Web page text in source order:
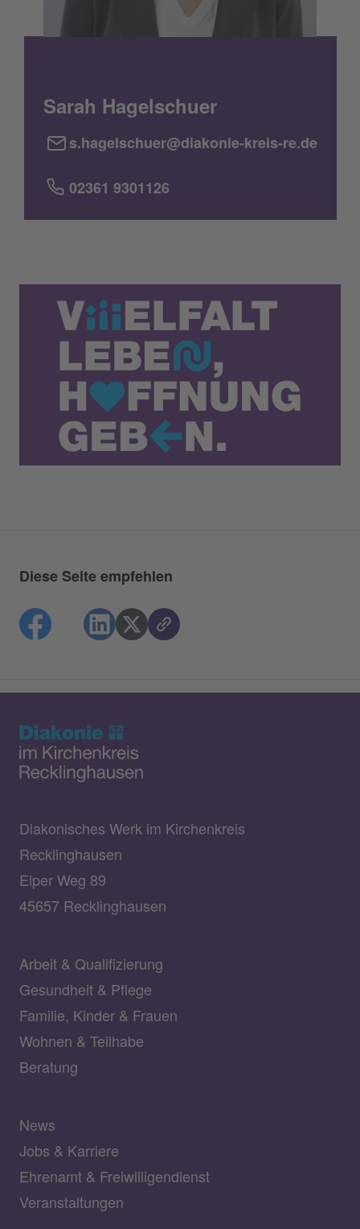
Sarah Hagelschuer
s.hagelschuer@diakonie-kreis-re.de
02361 9301126
Diese Seite empfehlen
Diakonisches Werk im Kirchenkreis
Recklinghausen
Elper Weg 89
45657 Recklinghausen
Arbeit & Qualifizierung
Gesundheit & Pflege
Familie, Kinder & Frauen
Wohnen & Teilhabe
Beratung
News
Jobs & Karriere
Ehrenamt & Freiwilligendienst
Veranstaltungen